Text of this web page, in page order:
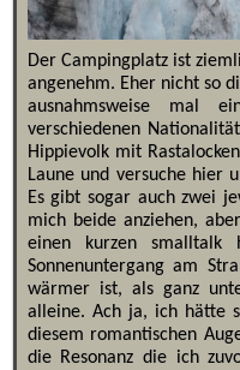
Der Campingplatz ist
angenehm. Eher nicht so
ausnahmsweise mal
verschiedenen
Hippievolk mit
Laune und versuche hier
Es gibt sogar auch zwei
mich beide anziehen,
einen kurzen smalltalk
Sonnenuntergang am
wärmer ist, als ganz
alleine. Ach ja, ich hätte
diesem romantischen
die Resonanz die ich